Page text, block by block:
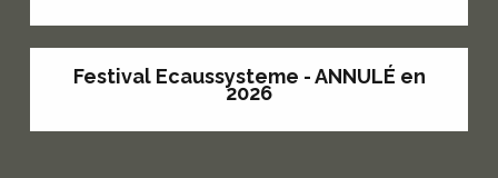
Festival Ecaussysteme - ANNULÉ en
2026